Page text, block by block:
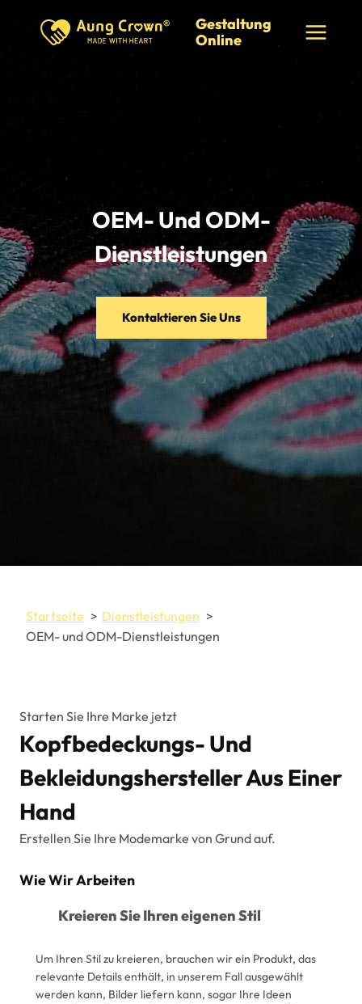
Gestaltung
Online
OEM- Und ODM-
Dienstleistungen
Kontaktieren Sie Uns
Startseite
Dienstleistungen
OEM- und ODM-Dienstleistungen
Starten Sie Ihre Marke jetzt
Kopfbedeckungs- Und
Bekleidungshersteller Aus Einer
Hand
Erstellen Sie Ihre Modemarke von Grund auf.
Wie Wir Arbeiten
Kreieren Sie Ihren eigenen Stil
Um Ihren Stil zu kreieren, brauchen wir ein Produkt, das
relevante Details enthält, in unserem Fall ausgewählt
werden kann, Bilder liefern kann, sogar Ihre Ideen